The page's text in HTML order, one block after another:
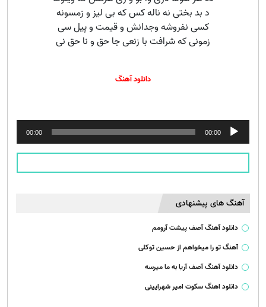
د بد بختی نه ناله کس که بی لیز و زمسونه
کسی نفروشه وجدانش و قیمت و پیل سی
زمونی که شرافت با زنعی جا حق و نا حق نی
دانلود آهنگ
پخش‌کننده
صوت
00:00
00:00
آهنگ های پیشنهادی
دانلود آهنگ آصف پیشت آرومم
آهنگ تو را میخواهم از حسین توکلی
دانلود آهنگ آصف آریا به ما میرسه
دانلود اهنگ سکوت امیر شهرایینی